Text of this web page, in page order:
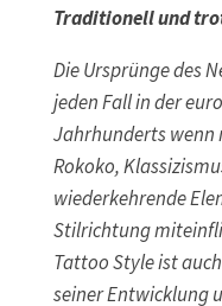
Traditionell und
Die Ursprünge des
jeden Fall in der
Jahrhunderts wenn
Rokoko,
wiederkehrende
Stilrichtung
Tattoo Style ist
seiner Entwicklung